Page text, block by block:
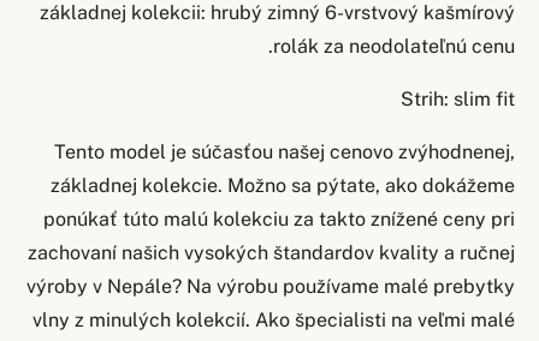
základnej kolekcii: hrubý zimný 6-vrstvový kašmírový
rolák za neodolateľnú cenu.
Strih: slim fit
Tento model je súčasťou našej cenovo zvýhodnenej,
základnej kolekcie. Možno sa pýtate, ako dokážeme
ponúkať túto malú kolekciu za takto znížené ceny pri
zachovaní našich vysokých štandardov kvality a ručnej
výroby v Nepále? Na výrobu používame malé prebytky
vlny z minulých kolekcií. Ako špecialisti na veľmi malé